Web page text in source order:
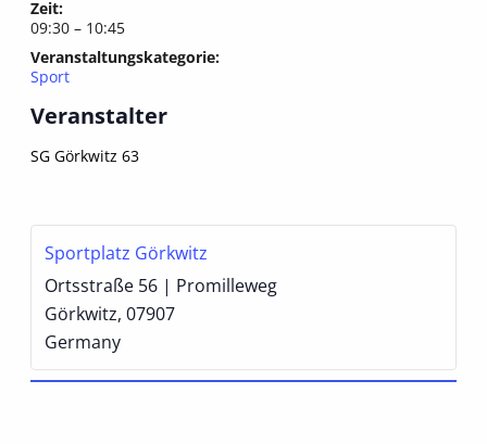
Zeit:
09:30 – 10:45
Veranstaltungskategorie:
Sport
Veranstalter
SG Görkwitz 63
Sportplatz Görkwitz
Ortsstraße 56 | Promilleweg
Görkwitz, 07907
Germany